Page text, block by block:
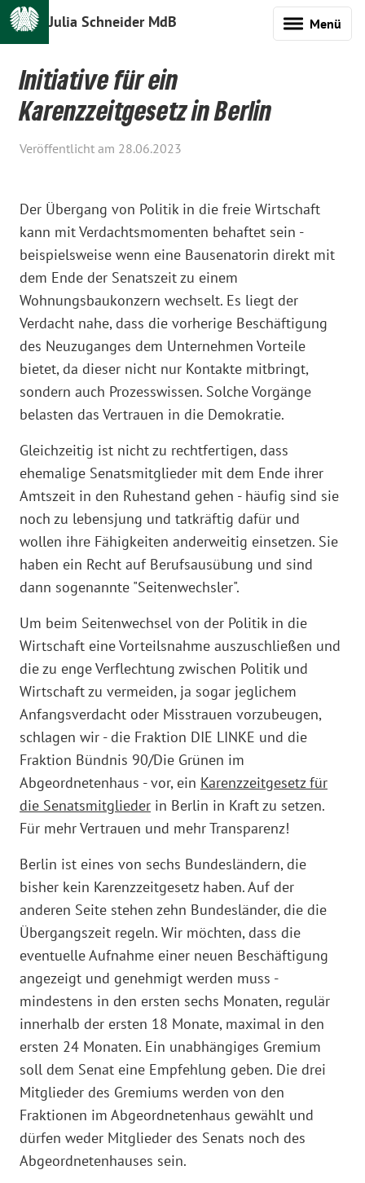
Julia Schneider MdB Menü
Initiative für ein
Karenzzeitgesetz in Berlin
Veröffentlicht am 28.06.2023
Der Übergang von Politik in die freie Wirtschaft
kann mit Verdachtsmomenten behaftet sein -
beispielsweise wenn eine Bausenatorin direkt mit
dem Ende der Senatszeit zu einem
Wohnungsbaukonzern wechselt. Es liegt der
Verdacht nahe, dass die vorherige Beschäftigung
des Neuzuganges dem Unternehmen Vorteile
bietet, da dieser nicht nur Kontakte mitbringt,
sondern auch Prozesswissen. Solche Vorgänge
belasten das Vertrauen in die Demokratie.
Gleichzeitig ist nicht zu rechtfertigen, dass
ehemalige Senatsmitglieder mit dem Ende ihrer
Amtszeit in den Ruhestand gehen - häufig sind sie
noch zu lebensjung und tatkräftig dafür und
wollen ihre Fähigkeiten anderweitig einsetzen. Sie
haben ein Recht auf Berufsausübung und sind
dann sogenannte "Seitenwechsler".
Um beim Seitenwechsel von der Politik in die
Wirtschaft eine Vorteilsnahme auszuschließen und
die zu enge Verflechtung zwischen Politik und
Wirtschaft zu vermeiden, ja sogar jeglichem
Anfangsverdacht oder Misstrauen vorzubeugen,
schlagen wir - die Fraktion DIE LINKE und die
Fraktion Bündnis 90/Die Grünen im
Abgeordnetenhaus - vor, ein Karenzzeitgesetz für
die Senatsmitglieder in Berlin in Kraft zu setzen.
Für mehr Vertrauen und mehr Transparenz!
Berlin ist eines von sechs Bundesländern, die
bisher kein Karenzzeitgesetz haben. Auf der
anderen Seite stehen zehn Bundesländer, die die
Übergangszeit regeln. Wir möchten, dass die
eventuelle Aufnahme einer neuen Beschäftigung
angezeigt und genehmigt werden muss -
mindestens in den ersten sechs Monaten, regulär
innerhalb der ersten 18 Monate, maximal in den
ersten 24 Monaten. Ein unabhängiges Gremium
soll dem Senat eine Empfehlung geben. Die drei
Mitglieder des Gremiums werden von den
Fraktionen im Abgeordnetenhaus gewählt und
dürfen weder Mitglieder des Senats noch des
Abgeordnetenhauses sein.